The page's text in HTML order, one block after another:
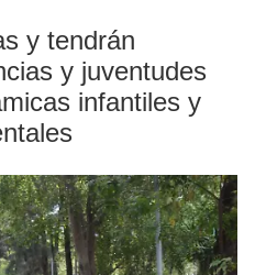
y tendrán
y juventudes
infantiles y